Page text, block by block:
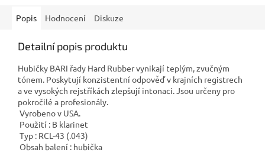
Popis Hodnocení Diskuze
Detailní popis produktu
Hubičky BARI řady Hard Rubber vynikají teplým, zvučným
tónem. Poskytují konzistentní odpověď v krajních registrech
a ve vysokých rejstříkách zlepšují intonaci. Jsou určeny pro
pokročilé a profesionály.
Vyrobeno v USA.
Použití : B klarinet
Typ : RCL-43 (.043)
Obsah balení : hubička